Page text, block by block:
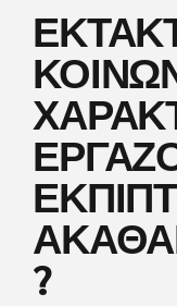
?